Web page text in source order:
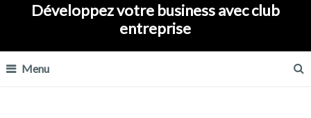
Développez votre business avec club
entreprise
Menu